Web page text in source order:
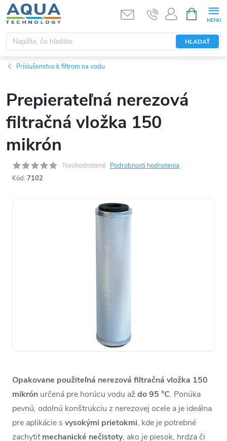
Prejsť
na
obsah
HĽADAŤ
KOŠÍK
Príslušenstvo k filtrom na vodu
Prepierateľná nerezová
filtračná vložka 150
mikrón
Neohodnotené Podrobnosti hodnotenia
Kód: 7102
Opakovane použiteľná nerezová filtračná vložka 150
mikrón určená pre horúcu vodu aždo 95 °C. Ponúka
pevnú, odolnú konštrukciu z nerezovej ocele a je ideálna
pre aplikácie s vysokými prietokmi, kde je potrebné
zachytiťmechanické nečistoty, ako je piesok, hrdza či